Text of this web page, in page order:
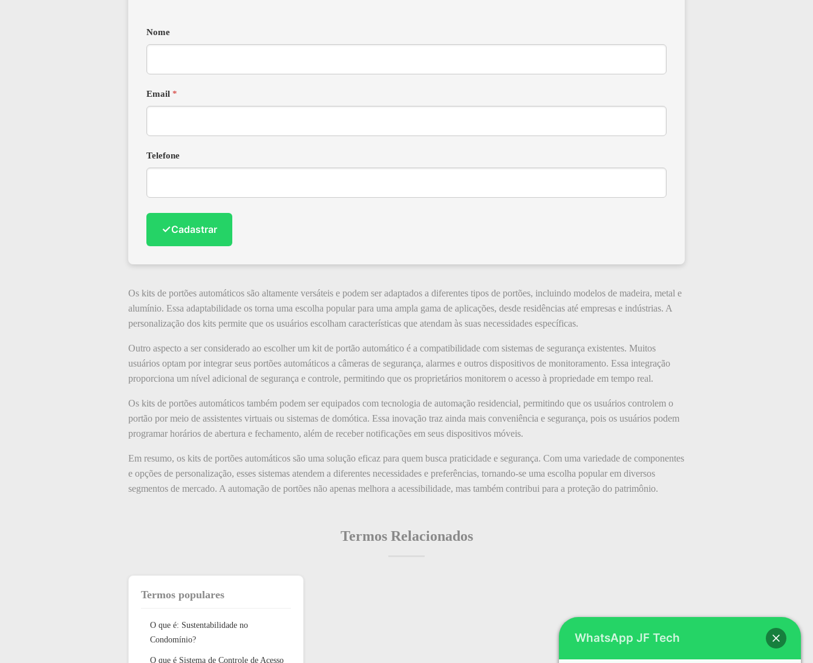
Nome
Email *
Telefone
✓Cadastrar
Os kits de portões automáticos são altamente versáteis e podem ser adaptados a diferentes tipos de portões, incluindo modelos de madeira, metal e
alumínio. Essa adaptabilidade os torna uma escolha popular para uma ampla gama de aplicações, desde residências até empresas e indústrias. A
personalização dos kits permite que os usuários escolham características que atendam às suas necessidades específicas.
Outro aspecto a ser considerado ao escolher um kit de portão automático é a compatibilidade com sistemas de segurança existentes. Muitos
usuários optam por integrar seus portões automáticos a câmeras de segurança, alarmes e outros dispositivos de monitoramento. Essa integração
proporciona um nível adicional de segurança e controle, permitindo que os proprietários monitorem o acesso à propriedade em tempo real.
Os kits de portões automáticos também podem ser equipados com tecnologia de automação residencial, permitindo que os usuários controlem o
portão por meio de assistentes virtuais ou sistemas de domótica. Essa inovação traz ainda mais conveniência e segurança, pois os usuários podem
programar horários de abertura e fechamento, além de receber notificações em seus dispositivos móveis.
Em resumo, os kits de portões automáticos são uma solução eficaz para quem busca praticidade e segurança. Com uma variedade de componentes
e opções de personalização, esses sistemas atendem a diferentes necessidades e preferências, tornando-se uma escolha popular em diversos
segmentos de mercado. A automação de portões não apenas melhora a acessibilidade, mas também contribui para a proteção do patrimônio.
Termos Relacionados
Termos populares
O que é: Sustentabilidade no
Condomínio?
O que é Sistema de Controle de Acesso
WhatsApp JF Tech